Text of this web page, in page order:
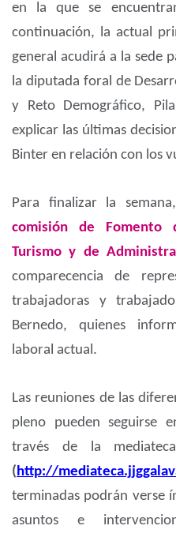
en la que se
continuación, la actual
general acudirá a la sede
la diputada foral de
y Reto Demográfico,
explicar las últimas
Binter en relación con los
Para finalizar la
comisión de Fomento
Turismo y de
comparecencia de
trabajadoras y
Bernedo, quienes
laboral actual.
Las reuniones de las
pleno pueden seguirse
través de la
(http://
terminadas podrán verse
asuntos e